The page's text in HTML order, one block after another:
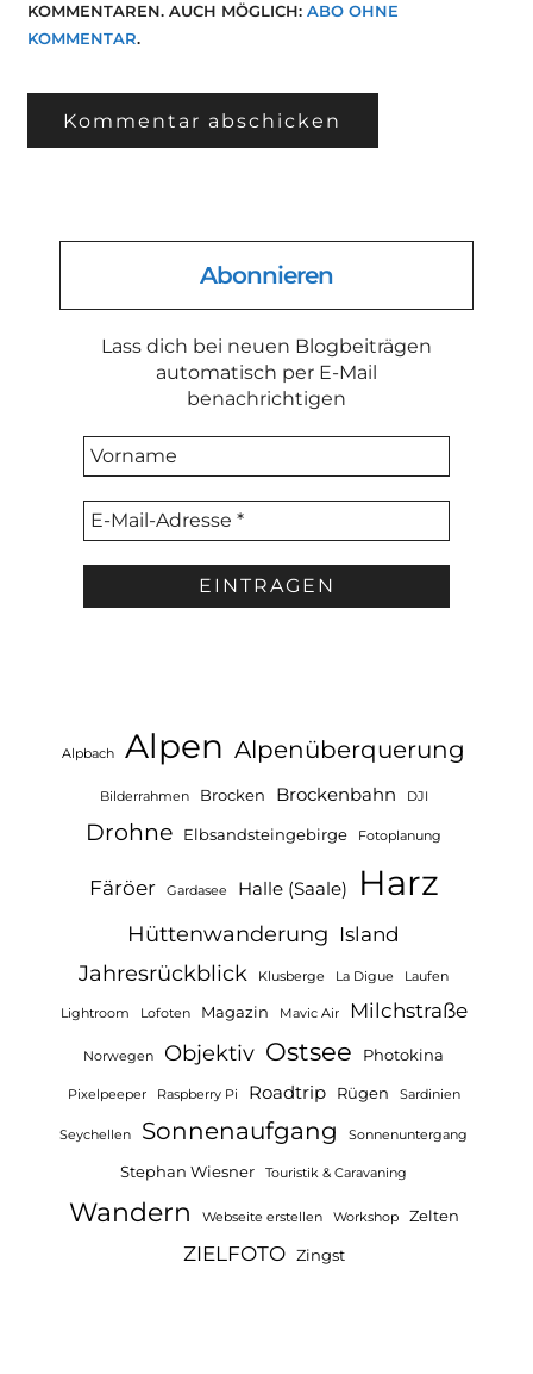
KOMMENTAREN. AUCH MÖGLICH: ABO OHNE
KOMMENTAR.
Abonnieren
Lass dich bei neuen Blogbeiträgen
automatisch per E-Mail
benachrichtigen
Alpbach Alpen Alpenüberquerung
Bilderrahmen Brocken Brockenbahn DJI
Drohne Elbsandsteingebirge Fotoplanung
Färöer Gardasee Halle (Saale) Harz
Hüttenwanderung Island
Jahresrückblick Klusberge La Digue Laufen
Lightroom Lofoten Magazin Mavic Air Milchstraße
Norwegen Objektiv Ostsee Photokina
Pixelpeeper Raspberry Pi Roadtrip Rügen Sardinien
Seychellen Sonnenaufgang Sonnenuntergang
Stephan Wiesner Touristik & Caravaning
Wandern Webseite erstellen Workshop Zelten
ZIELFOTO Zingst